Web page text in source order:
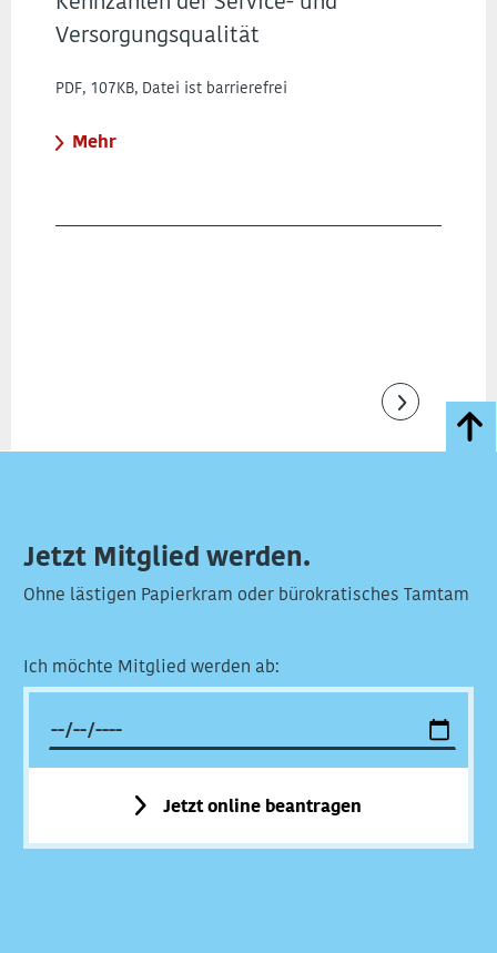
Versorgungsqualität
PDF, 107KB, Datei ist barrierefrei
Mehr
Jetzt Mitglied werden.
Ohne lästigen Papierkram oder bürokratisches Tamtam
Ich möchte Mitglied werden ab:
Jetzt online beantragen